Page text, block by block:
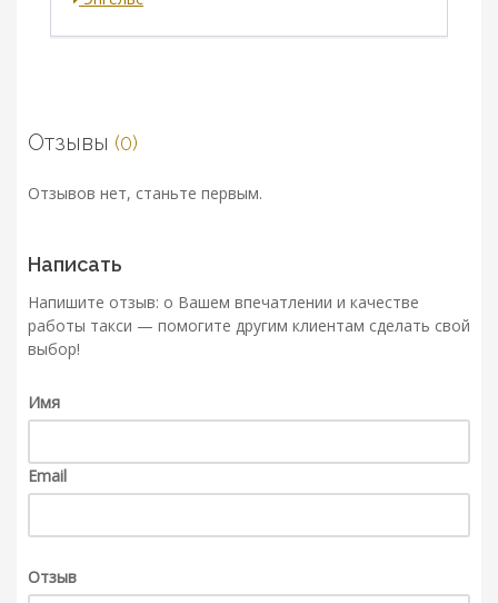
Отзывы (0)
Отзывов нет, станьте первым.
Написать
Напишите отзыв: о Вашем впечатлении и качестве
работы такси — помогите другим клиентам сделать свой
выбор!
Имя
Email
Отзыв